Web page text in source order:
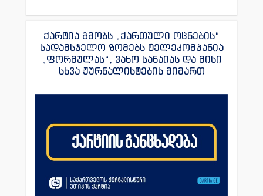
ქარტია გმობს „ქართული ოცნების“
სადამსჯელო ზომებს ტელეკომპანია
„ფორმულას“, ვახო სანაიას და მისი
სხვა ჟურნალისტების მიმართ